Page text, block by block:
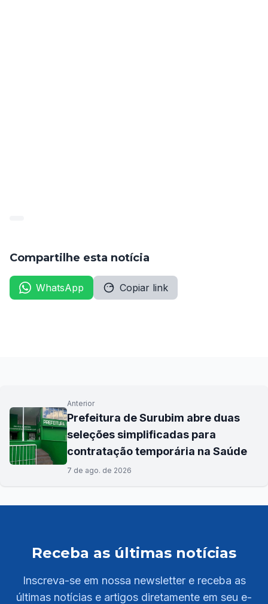
Compartilhe esta notícia
WhatsApp Copiar link
Anterior
Prefeitura de Surubim abre duas
seleções simplificadas para
contratação temporária na Saúde
7 de ago. de 2026
Receba as últimas notícias
Inscreva-se em nossa newsletter e receba as
últimas notícias e artigos diretamente em seu e-